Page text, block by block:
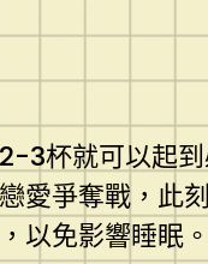
3杯就可以起
愛爭奪戰，
以免影響睡眠。